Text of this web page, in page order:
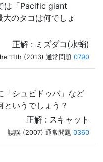
は「Pacific giant
のタコは何でしょ
正解 : ミズダコ(水蛸)
11th (2013) 通常問題 0790
「シュビドゥバ」など
というでしょう？
正解 : スキャット
誤誤 (2007) 通常問題 0360